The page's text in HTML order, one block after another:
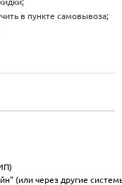
в пункте самовывоза;
(или через другие